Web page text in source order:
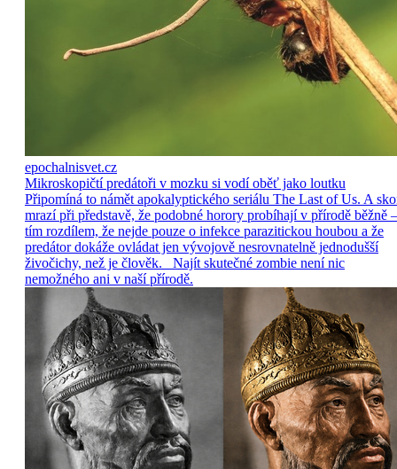
epochalnisvet.cz
Mikroskopičtí predátoři v mozku si vodí oběť jako loutku
Připomíná to námět apokalyptického seriálu The Last of Us. A
mrazí při představě, že podobné horory probíhají v přírodě běžně
tím rozdílem, že nejde pouze o infekce parazitickou houbou a že
predátor dokáže ovládat jen vývojově nesrovnatelně jednodušší
živočichy, než je člověk. Najít skutečné zombie není nic
nemožného ani v naší přírodě.